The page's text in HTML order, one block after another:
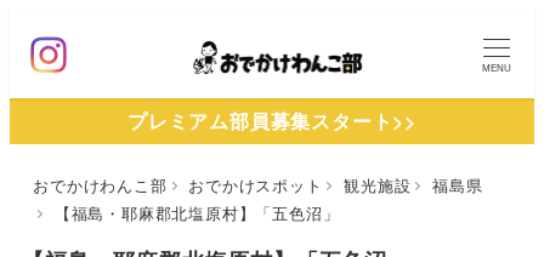
ン
MENU
プレミアム部員募集スタート>>
おでかけわんこ部 おでかけスポット 観光施設
福島県
【福島・耶麻郡北塩原村】「五色沼」